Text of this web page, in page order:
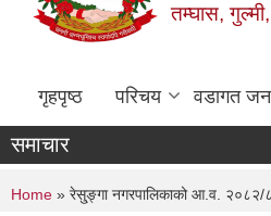
तम्घास,
गृहपृष्ठ परिचय वडागत
समाचार
You are here
Home » रेसु्ङ्गा नगरपालिकाको आ.व. २०८२/